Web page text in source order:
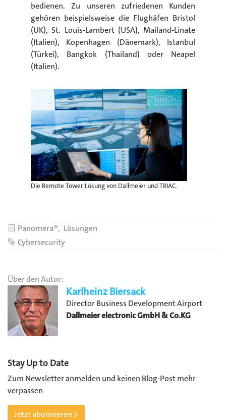
bedienen. Zu unseren zufriedenen Kunden
gehören beispielsweise die Flughäfen Bristol
(UK), St. Louis-Lambert (USA), Mailand-Linate
(Italien), Kopenhagen (Dänemark), Istanbul
(Türkei), Bangkok (Thailand) oder Neapel
(Italien).
Die Remote Tower Lösung von Dallmeier und TRIAC.
Kategorien
Panomera®
Lösungen
Schlagwort
Cybersecurity
Über den Autor:
Karlheinz Biersack
Director Business Development Airport
Dallmeier electronic GmbH & Co.KG
Stay Up to Date
Zum Newsletter anmelden und keinen Blog-Post mehr
verpassen
Jetzt abonnieren >